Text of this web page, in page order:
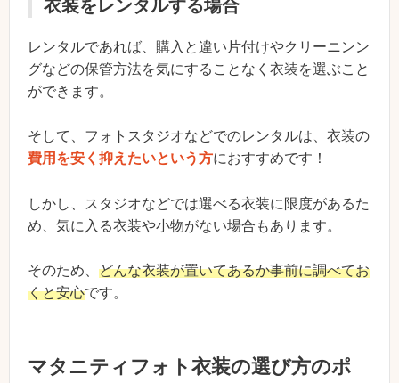
衣装をレンタルする場合
レンタルであれば、購入と違い片付けやクリーニンン
グなどの保管方法を気にすることなく衣装を選ぶこと
ができます。
そして、フォトスタジオなどでのレンタルは、衣装の
費用を安く抑えたいという方におすすめです！
しかし、スタジオなどでは選べる衣装に限度があるた
め、気に入る衣装や小物がない場合もあります。
そのため、 どんな衣装が置いてあるか事前に調べてお
くと安心です。
マタニティフォト衣装の選び方のポ